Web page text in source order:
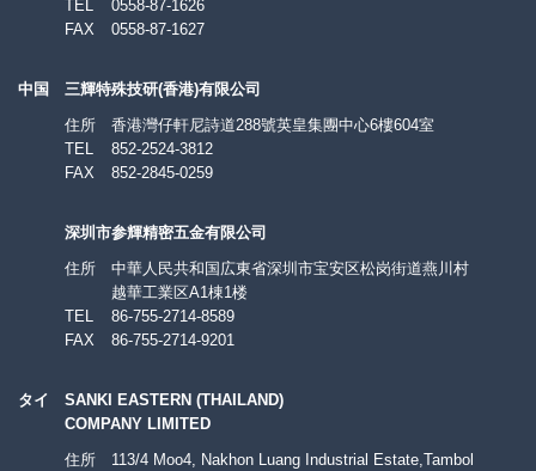
TEL
0558-87-1626
FAX
0558-87-1627
中国
三輝特殊技研(香港)有限公司
住所
香港灣仔軒尼詩道288號英皇集團中心6樓604室
TEL
852-2524-3812
FAX
852-2845-0259
深圳市参輝精密五金有限公司
住所
中華人民共和国広東省深圳市宝安区松岗街道燕川村
越華工業区A1棟1楼
TEL
86-755-2714-8589
FAX
86-755-2714-9201
タイ
SANKI EASTERN (THAILAND)
COMPANY LIMITED
住所
113/4 Moo4, Nakhon Luang Industrial Estate,Tambol